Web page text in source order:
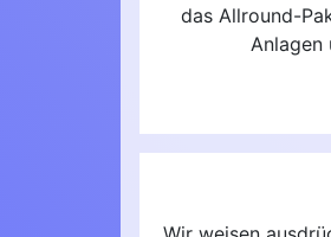
das Allround-
Anlagen